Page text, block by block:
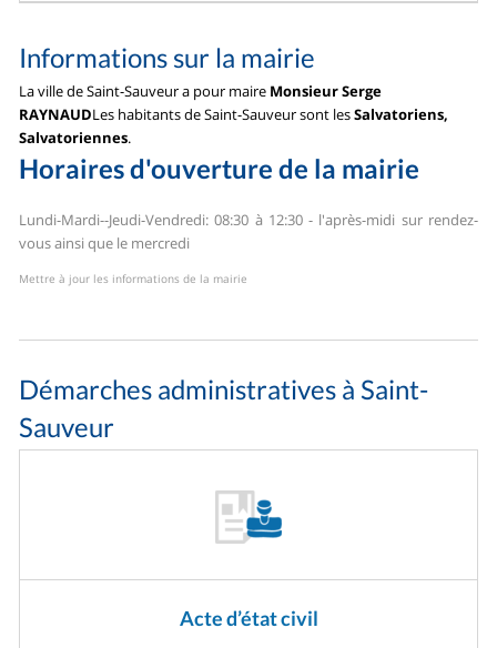
Informations sur la mairie
La ville de Saint-Sauveur a pour maire Monsieur Serge
RAYNAUDLes habitants de Saint-Sauveur sont lesSalvatoriens,
Salvatoriennes.
Horaires d'ouverture de la mairie
Lundi-Mardi--Jeudi-Vendredi: 08:30 à 12:30 - l'après-midi sur rendez-
vousainsi que le mercredi
Mettre à jour les informations de la mairie
Démarches administratives à Saint-
Sauveur
Acte d’état civil